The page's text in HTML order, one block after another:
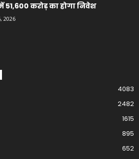
51,600 करोड़ का होगा निवेश
2026
4083
2482
1615
895
652